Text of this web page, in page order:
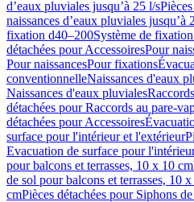
d’eaux pluviales jusqu’à 25 l/s
naissances d’eaux pluviales jusqu’à
fixation d40–200Système de
détachées pour AccessoiresPour
Pour naissancesPour fixations
conventionnelleNaissances d'eaux
Naissances d'eaux pluviales
détachées pour Raccords au pare-
détachées pour Accessoires
surface pour l'intérieur et l'extérieur
Evacuation de surface pour
pour balcons et terrasses, 10 x 10 cm
de sol pour balcons et terrasses, 10
cmPièces détachées pour Siphons